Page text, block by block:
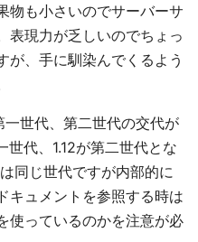
物も小さいのでサーバーサ
表現力が乏しいのでちょっ
が、手に馴染んでくるよう
世代、第二世代の交代が
世代、1.12が第二世代とな
同じ世代ですが内部的に
キュメントを参照する時は
使っているのかを注意が必